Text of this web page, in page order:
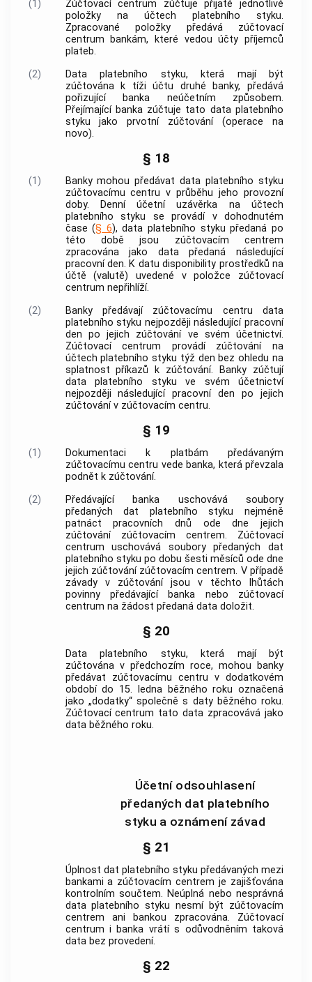
(1)
Zúčtovací centrum zúčtuje přijaté jednotlivé
položky na účtech platebního styku.
Zpracované položky předává zúčtovací
centrum bankám, které vedou účty příjemců
plateb.
(2)
Data platebního styku, která mají být
zúčtována k tíži účtu druhé banky, předává
pořizující banka neúčetním způsobem.
Přejímající banka zúčtuje tato data platebního
styku jako prvotní zúčtování (operace na
novo).
§ 18
(1)
Banky mohou předávat data platebního styku
zúčtovacímu centru v průběhu jeho provozní
doby. Denní účetní uzávěrka na účtech
platebního styku se provádí v dohodnutém
čase (§ 6), data platebního styku předaná po
této době jsou zúčtovacím centrem
zpracována jako data předaná následující
pracovní den. K datu disponibility prostředků na
účtě (valutě) uvedené v položce zúčtovací
centrum nepřihlíží.
(2)
Banky předávají zúčtovacímu centru data
platebního styku nejpozději následující pracovní
den po jejich zúčtování ve svém účetnictví.
Zúčtovací centrum provádí zúčtování na
účtech platebního styku týž den bez ohledu na
splatnost příkazů k zúčtování. Banky zúčtují
data platebního styku ve svém účetnictví
nejpozději následující pracovní den po jejich
zúčtování v zúčtovacím centru.
§ 19
(1)
Dokumentaci k platbám předávaným
zúčtovacímu centru vede banka, která převzala
podnět k zúčtování.
(2)
Předávající banka uschovává soubory
předaných dat platebního styku nejméně
patnáct pracovních dnů ode dne jejich
zúčtování zúčtovacím centrem. Zúčtovací
centrum uschovává soubory předaných dat
platebního styku po dobu šesti měsíců ode dne
jejich zúčtování zúčtovacím centrem. V případě
závady v zúčtování jsou v těchto lhůtách
povinny předávající banka nebo zúčtovací
centrum na žádost předaná data doložit.
§ 20
Data platebního styku, která mají být
zúčtována v předchozím roce, mohou banky
předávat zúčtovacímu centru v dodatkovém
období do 15. ledna běžného roku označená
jako „dodatky“ společně s daty běžného roku.
Zúčtovací centrum tato data zpracovává jako
data běžného roku.
Účetní odsouhlasení
předaných dat platebního
styku a oznámení závad
§ 21
Úplnost dat platebního styku předávaných mezi
bankami a zúčtovacím centrem je zajišťována
kontrolním součtem. Neúplná nebo nesprávná
data platebního styku nesmí být zúčtovacím
centrem ani bankou zpracována. Zúčtovací
centrum i banka vrátí s odůvodněním taková
data bez provedení.
§ 22